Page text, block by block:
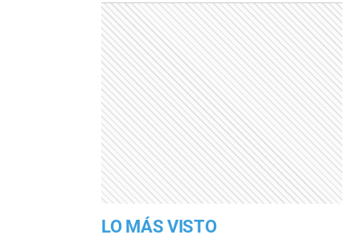
LO MÁS VISTO